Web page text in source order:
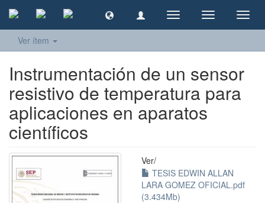
Cambiar
navegación
Cambiar
navegación
Ver ítem
Instrumentación de un sensor
resistivo de temperatura para
aplicaciones en aparatos
científicos
Ver/
TESIS EDWIN ALLAN
LARA GOMEZ OFICIAL.pdf
(3.434Mb)